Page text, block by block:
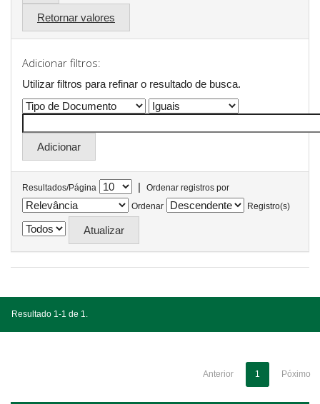
Retornar valores
Adicionar filtros:
Utilizar filtros para refinar o resultado de busca.
Resultados/Página |
Ordenar registros por
Ordenar
Registro(s)
Resultado 1-1 de 1.
Anterior 1 Póximo